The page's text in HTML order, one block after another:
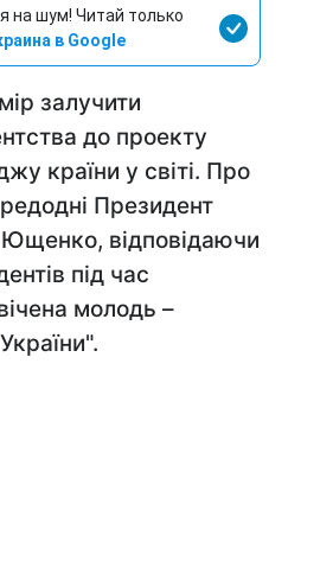
на шум! Читай только
в Google
залучити
до проекту
країни у світі. Про
Президент
Ющенко, відповідаючи
під час
молодь –